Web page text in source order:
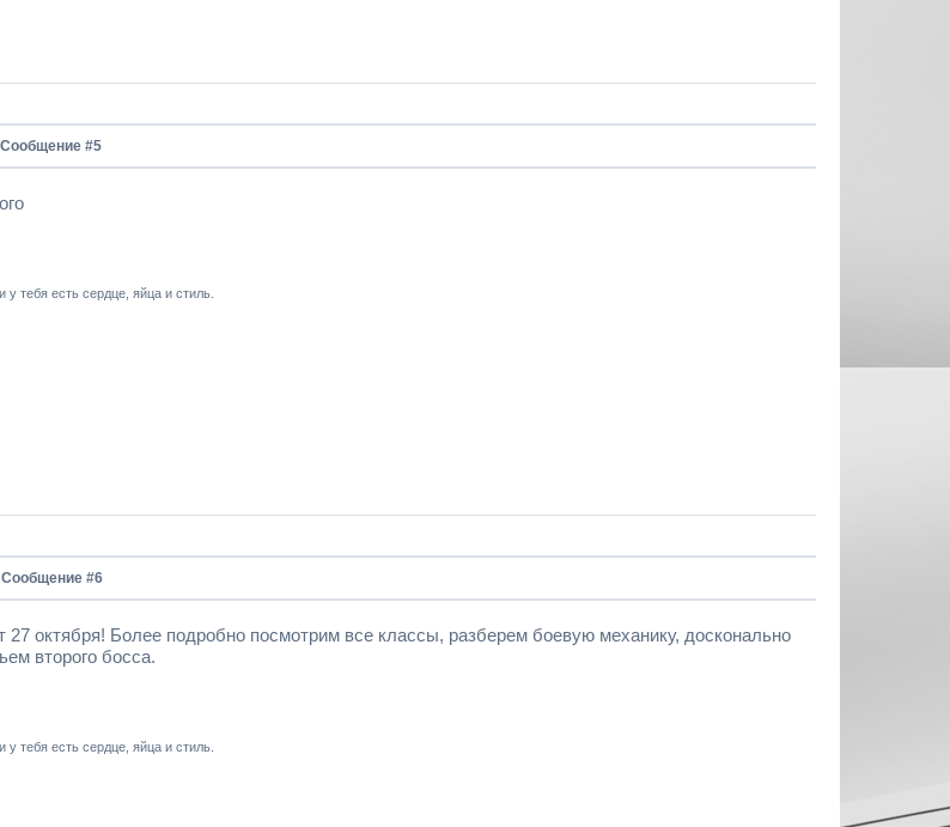
Сообщение #5
тебя есть сердце, яйца и стиль.
Сообщение #6
27 октября! Более подробно посмотрим все классы, разберем боевую механику, досконально
второго босса.
тебя есть сердце, яйца и стиль.